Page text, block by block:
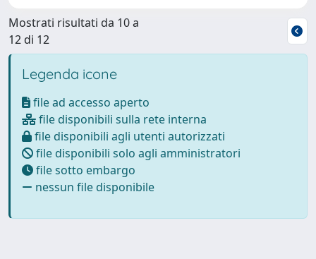
Mostrati risultati da 10 a
12 di 12
Legenda icone
file ad accesso aperto
file disponibili sulla rete interna
file disponibili agli utenti autorizzati
file disponibili solo agli amministratori
file sotto embargo
nessun file disponibile